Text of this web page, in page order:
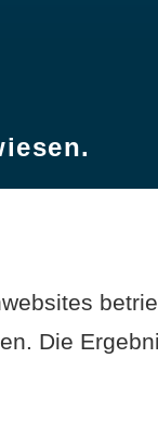
Die